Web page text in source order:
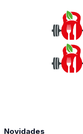
Novidades